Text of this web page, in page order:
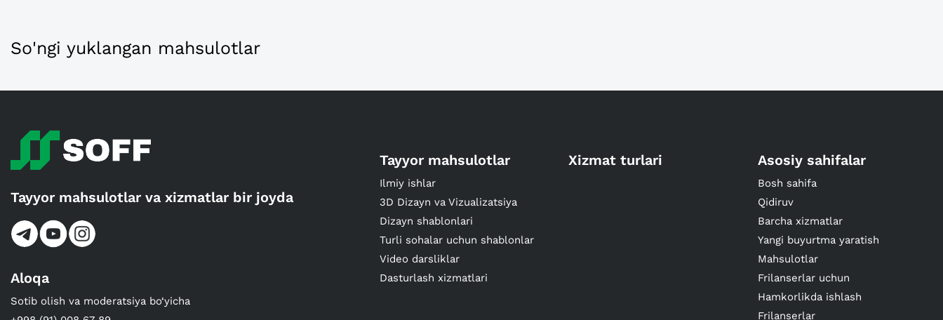
So'ngi yuklangan mahsulotlar
Tayyor mahsulotlar va xizmatlar bir joyda
Aloqa
Sotib olish va moderatsiya bo‘yicha
Tayyor mahsulotlar
Ilmiy ishlar
3D Dizayn va Vizualizatsiya
Dizayn shablonlari
Turli sohalar uchun shablonlar
Video darsliklar
Dasturlash xizmatlari
Xizmat turlari Asosiy sahifalar
Bosh sahifa
Qidiruv
Barcha xizmatlar
Yangi buyurtma yaratish
Mahsulotlar
Frilanserlar uchun
Hamkorlikda ishlash
Frilanserlar